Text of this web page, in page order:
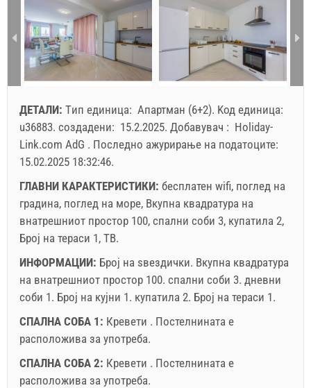
1 - 4 167.14 EUR 130.00 EUR 100.00 EUR
5
178.57 EUR 142.86 EUR
мин. ноќевања
7
пристигнување
Cабота Cабота Cабота
Прикажаната цена е за единица за дефиниран број на
луѓе.
Понуди:
Задолжителнo:Пријава на гостите (01.07. - 31.08): 10
EUR (once - по_person), Пријава на гостите (01.01 -
30.06. / 01.09. - 31.12.): 5 EUR (once - по_person)
2
3
4 5 8
9
10
13 14
17
20 22
31
ДЕТАЛИ: Tип единица: Апартман (6+2). Kод единица:
u36883. создадени: 15.2.2025. Добавувач : Holiday-
Link.com AdG . Последно ажурирање на податоците:
15.02.2025 18:32:46.
ГЛАВНИ КАРАКТЕРИСТИКИ: бесплатен wifi, поглед на
градина, поглед на море, Вкупна квадратура на
внатрешниот простор 100, спални соби 3, купатила 2,
Број на тераси 1, ТВ.
ИНФОРМАЦИИ: Број на ѕвездички. Вкупна квадратура
на внатрешниот простор 100. спални соби 3. дневни
соби 1. Број на кујни 1. купатила 2. Број на тераси 1.
СПАЛНА СОБА 1: Кревети . Постелнината е
расположива за употреба.
СПАЛНА СОБА 2: Кревети . Постелнината е
расположива за употреба.